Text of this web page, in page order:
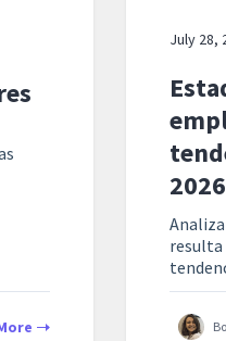
July 28,
2026
resulta